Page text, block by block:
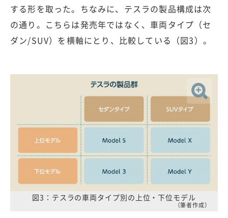
する形を取った。ちなみに、テスラの製品構成は次
の通り。こちらは発売年ではなく、車両タイプ（セ
ダン/SUV）を横軸にとり、比較している（図3）。
図3：テスラの車両タイプ別の上位・下位モデル
（筆者作成）